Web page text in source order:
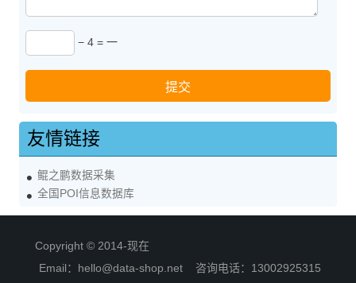
− 4 = 一
友情链接
鲲之鹏数据采集
全国POI信息数据库
Copyright © 2014-现在
Email：hello@data-shop.net 咨询电话：13002925315